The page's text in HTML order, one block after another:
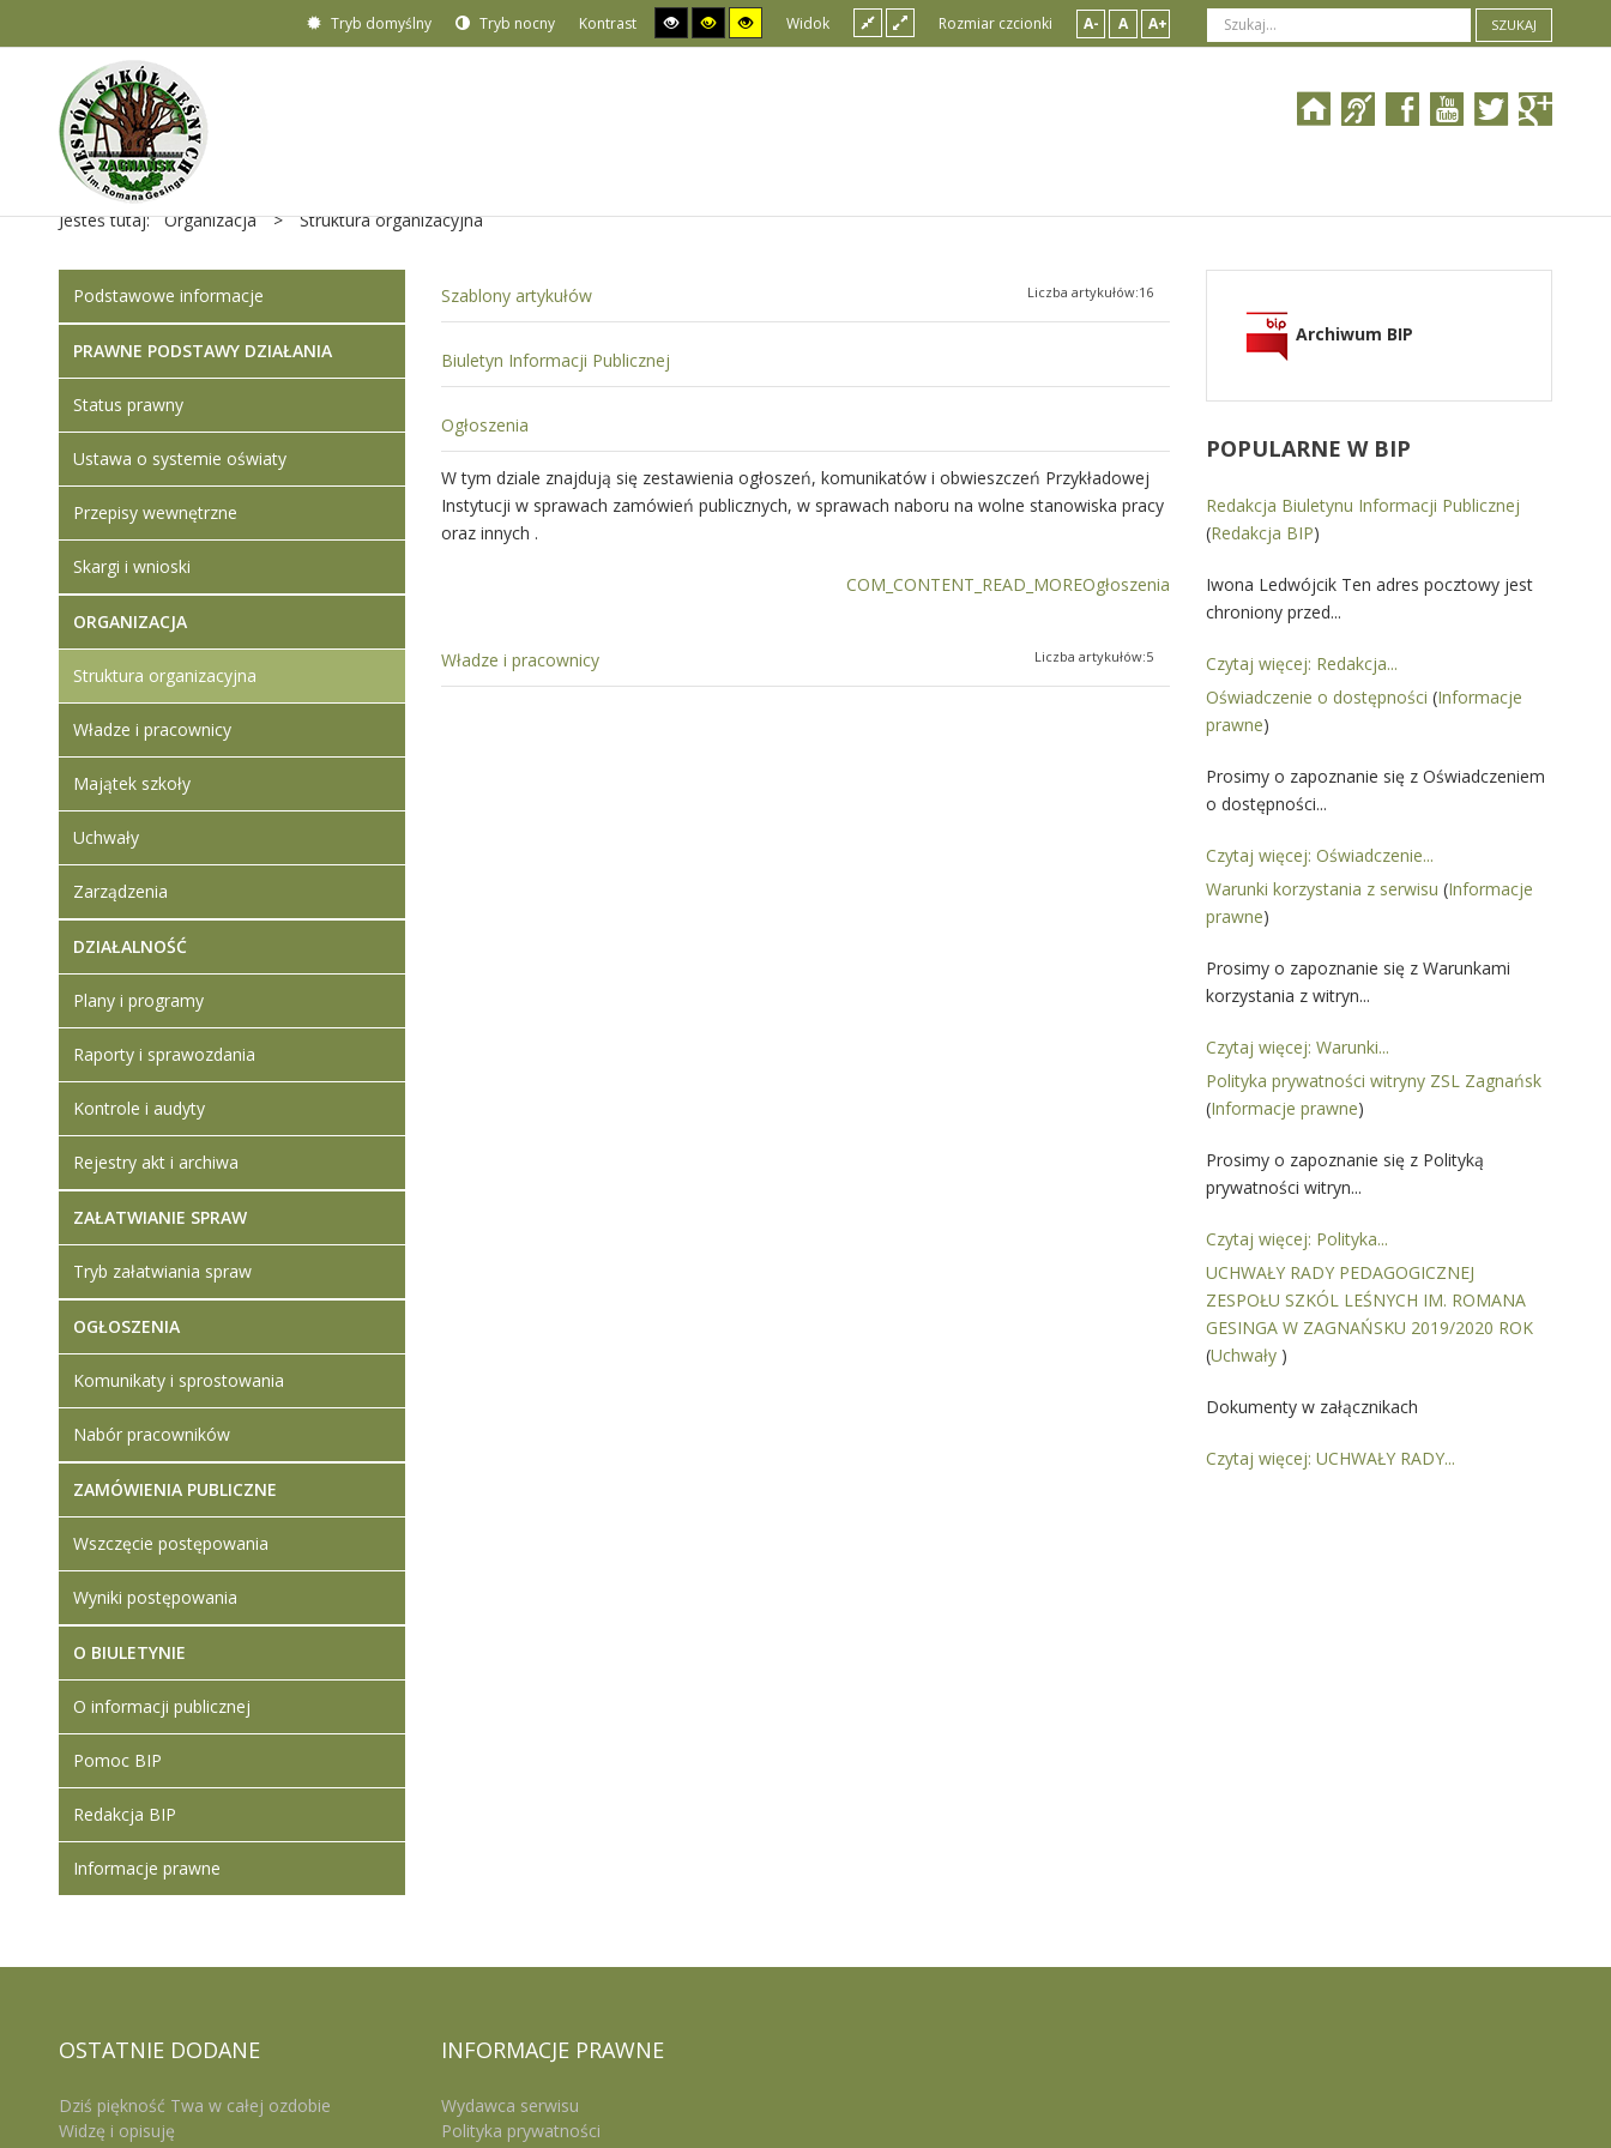
Tryb domyślny Tryb nocny Kontrast Widok Rozmiar czcionki A- A A+ SZUKAJ
Jesteś tutaj: Organizacja > Struktura organizacyjna
Szablony artykułów Liczba artykułów:16
Biuletyn Informacji Publicznej
Ogłoszenia
W tym dziale znajdują się zestawienia ogłoszeń, komunikatów i obwieszczeń Przykładowej
Instytucji w sprawach zamówień publicznych, w sprawach naboru na wolne stanowiska pracy
oraz innych .
COM_CONTENT_READ_MOREOgłoszenia
Władze i pracownicy Liczba artykułów:5
Podstawowe informacje
PRAWNE PODSTAWY DZIAŁANIA
Status prawny
Ustawa o systemie oświaty
Przepisy wewnętrzne
Skargi i wnioski
ORGANIZACJA
Struktura organizacyjna
Władze i pracownicy
Majątek szkoły
Uchwały
Zarządzenia
DZIAŁALNOŚĆ
Plany i programy
Raporty i sprawozdania
Kontrole i audyty
Rejestry akt i archiwa
ZAŁATWIANIE SPRAW
Tryb załatwiania spraw
OGŁOSZENIA
Komunikaty i sprostowania
Nabór pracowników
ZAMÓWIENIA PUBLICZNE
Wszczęcie postępowania
Wyniki postępowania
O BIULETYNIE
O informacji publicznej
Pomoc BIP
Redakcja BIP
Informacje prawne
Archiwum BIP
POPULARNE W BIP
Redakcja Biuletynu Informacji Publicznej
(Redakcja BIP)
Iwona Ledwójcik Ten adres pocztowy jest
chroniony przed...
Czytaj więcej: Redakcja...
Oświadczenie o dostępności(Informacje
prawne)
Prosimy o zapoznanie się z Oświadczeniem
o dostępności...
Czytaj więcej: Oświadczenie...
Warunki korzystania z serwisu(Informacje
prawne)
Prosimy o zapoznanie się z Warunkami
korzystania z witryn...
Czytaj więcej: Warunki...
Polityka prywatności witryny ZSL Zagnańsk
(Informacje prawne)
Prosimy o zapoznanie się z Polityką
prywatności witryn...
Czytaj więcej: Polityka...
UCHWAŁY RADY PEDAGOGICZNEJ
ZESPOŁU SZKÓL LEŚNYCH IM. ROMANA
GESINGA W ZAGNAŃSKU 2019/2020 ROK
(Uchwały )
Dokumenty w załącznikach
Czytaj więcej: UCHWAŁY RADY...
OSTATNIEDODANE
Dziś piękność Twa w całej ozdobie
Widzę i opisuję
INFORMACJEPRAWNE
Wydawca serwisu
Polityka prywatności